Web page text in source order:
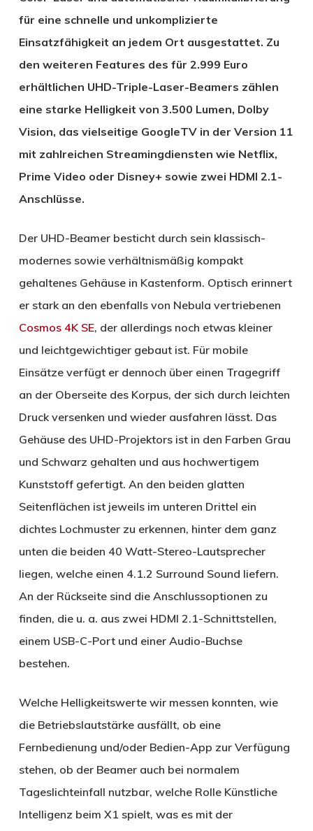
für eine schnelle und unkomplizierte
Einsatzfähigkeit an jedem Ort ausgestattet. Zu
den weiteren Features des für 2.999 Euro
erhältlichen UHD-Triple-Laser-Beamers zählen
eine starke Helligkeit von 3.500 Lumen, Dolby
Vision, das vielseitige GoogleTV in der Version 11
mit zahlreichen Streamingdiensten wie Netflix,
Prime Video oder Disney+ sowie zwei HDMI 2.1-
Anschlüsse.
Der UHD-Beamer besticht durch sein klassisch-
modernes sowie verhältnismäßig kompakt
gehaltenes Gehäuse in Kastenform. Optisch erinnert
er stark an den ebenfalls von Nebula vertriebenen
Cosmos 4K SE, der allerdings noch etwas kleiner
und leichtgewichtiger gebaut ist. Für mobile
Einsätze verfügt er dennoch über einen Tragegriff
an der Oberseite des Korpus, der sich durch leichten
Druck versenken und wieder ausfahren lässt. Das
Gehäuse des UHD-Projektors ist in den Farben Grau
und Schwarz gehalten und aus hochwertigem
Kunststoff gefertigt. An den beiden glatten
Seitenflächen ist jeweils im unteren Drittel ein
dichtes Lochmuster zu erkennen, hinter dem ganz
unten die beiden 40 Watt-Stereo-Lautsprecher
liegen, welche einen 4.1.2 Surround Sound liefern.
An der Rückseite sind die Anschlussoptionen zu
finden, die u. a. aus zwei HDMI 2.1-Schnittstellen,
einem USB-C-Port und einer Audio-Buchse
bestehen.
Welche Helligkeitswerte wir messen konnten, wie
die Betriebslautstärke ausfällt, ob eine
Fernbedienung und/oder Bedien-App zur Verfügung
stehen, ob der Beamer auch bei normalem
Tageslichteinfall nutzbar, welche Rolle Künstliche
Intelligenz beim X1 spielt, was es mit der